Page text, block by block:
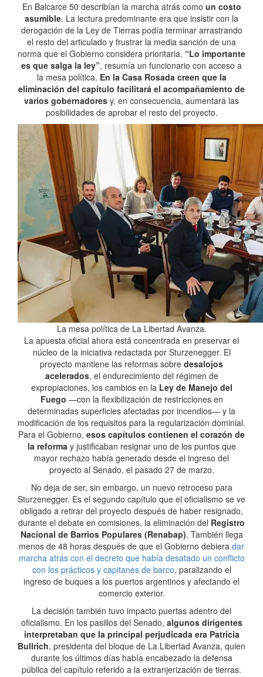
En Balcarce 50 describían la marcha atrás como un costo
asumible. La lectura predominante era que insistir con la
derogación de la Ley de Tierras podía terminar arrastrando
el resto del articulado y frustrar la media sanción de una
norma que el Gobierno considera prioritaria. “Lo importante
es que salga la ley”, resumía un funcionario con acceso a
la mesa política. En la Casa Rosada creen que la
eliminación del capítulo facilitará el acompañamiento de
varios gobernadores y, en consecuencia, aumentará las
posibilidades de aprobar el resto del proyecto.
La mesa política de La Libertad Avanza.
La apuesta oficial ahora está concentrada en preservar el
núcleo de la iniciativa redactada por Sturzenegger. El
proyecto mantiene las reformas sobre desalojos
acelerados, el endurecimiento del régimen de
expropiaciones, los cambios en laLey de Manejo del
Fuego —con la flexibilización de restricciones en
determinadas superficies afectadas por incendios— y la
modificación de los requisitos para la regularización dominial.
Para el Gobierno, esos capítulos contienen el corazón de
la reforma y justificaban resignar uno de los puntos que
mayor rechazo había generado desde el ingreso del
proyecto al Senado, el pasado 27 de marzo.
No deja de ser, sin embargo, un nuevo retroceso para
Sturzenegger. Es el segundo capítulo que el oficialismo se ve
obligado a retirar del proyecto después de haber resignado,
durante el debate en comisiones, la eliminación del Registro
Nacional de Barrios Populares (Renabap). También llega
menos de 48 horas después de que el Gobierno debiera dar
marcha atrás con el decreto que había desatado un conflicto
con los prácticos y capitanes de barco, paralizando el
ingreso de buques a los puertos argentinos y afectando el
comercio exterior.
La decisión también tuvo impacto puertas adentro del
oficialismo. En los pasillos del Senado, algunos dirigentes
interpretaban que la principal perjudicada era Patricia
Bullrich, presidenta del bloque de La Libertad Avanza, quien
durante los últimos días había encabezado la defensa
pública del capítulo referido a la extranjerización de tierras.